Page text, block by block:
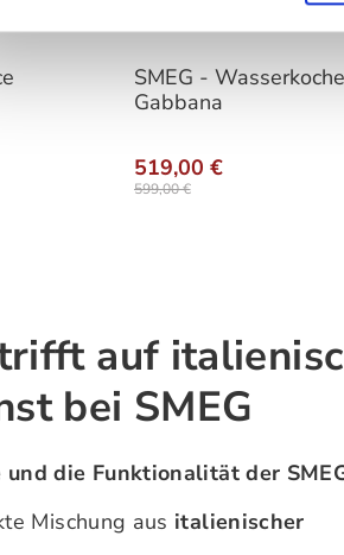
SMEG -
Gabbana
519,00 €
599,00 €
auf
bei SMEG
und die Funktionalität der
Mischung aus italienischer